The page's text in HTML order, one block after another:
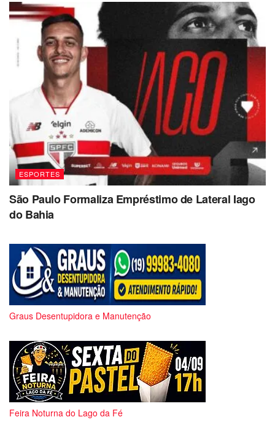
ESPORTES
São Paulo Formaliza Empréstimo de Lateral Iago
do Bahia
Graus Desentupidora e Manutenção
Feira Noturna do Lago da Fé